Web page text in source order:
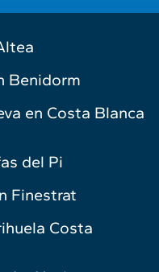
Benidorm
en Costa Blanca
del Pi
Finestrat
Costa